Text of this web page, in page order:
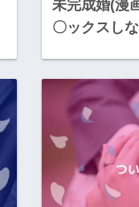
未完成婚(漫
〇ックスし